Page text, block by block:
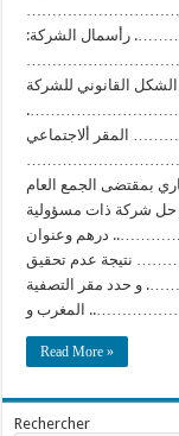
رأسمال الشركة:
القانوني للشركة
ألاجتماعي
الجمع العام
شركة ذات مسؤولية
…………….. درهم وعنوان
نتيجة عدم تحقيق
حدد مقر التصفية
Read More »
Rechercher